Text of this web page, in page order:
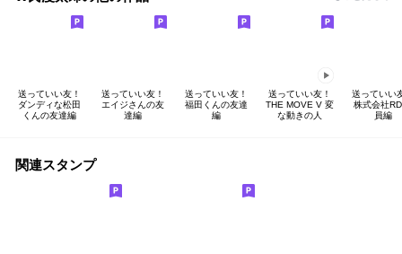
送っていい友！
ダンディな松田
くんの友達編
送っていい友！
エイジさんの友
達編
送っていい友！
福田くんの友達
編
送っていい友！
THE MOVE V 変
な動きの人
送っていい
株式会社
員編
関連スタンプ